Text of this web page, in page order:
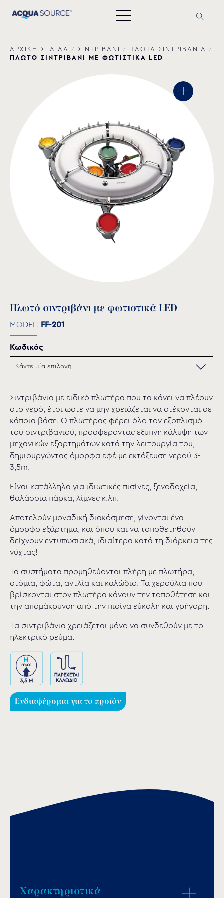
ΑΡΧΙΚΗ ΣΕΛΙΔΑ / ΣΙΝΤΡΙΒΑΝΙ / ΠΛΩΤΑ ΣΙΝΤΡΙΒΑΝΙΑ /
ΠΛΩΤΟ ΣΙΝΤΡΙΒΑΝΙ ΜΕ ΦΩΤΙΣΤΙΚΑ LED
Πλωτό σιντριβάνι με φωτιστικά LED
MODEL: FF-201
Κωδικός
Σιντριβάνια με ειδικό πλωτήρα που τα κάνει να πλέουν
στο νερό, έτσι ώστε να μην χρειάζεται να στέκονται σε
κάποια βάση. Ο πλωτήρας φέρει όλο τον εξοπλισμό
του σιντριβανιού, προσφέροντας έξυπνη κάλυψη των
μηχανικών εξαρτημάτων κατά την λειτουργία του,
δημιουργώντας όμορφα εφέ με εκτόξευση νερού 3-
3,5m.
Είναι κατάλληλα για ιδιωτικές πισίνες, ξενοδοχεία,
θαλάσσια πάρκα, λίμνες κ.λπ.
Αποτελούν μοναδική διακόσμηση, γίνονται ένα
όμορφο εξάρτημα, και όπου και να τοποθετηθούν
δείχνουν εντυπωσιακά, ιδιαίτερα κατά τη διάρκεια της
νύχτας!
Τα συστήματα προμηθεύονται πλήρη με πλωτήρα,
στόμια, φώτα, αντλία και καλώδιο. Τα χερούλια που
βρίσκονται στον πλωτήρα κάνουν την τοποθέτηση και
την απομάκρυνση από την πισίνα εύκολη και γρήγορη.
Tα σιντριβάνια χρειάζεται μόνο να συνδεθούν με το
ηλεκτρικό ρεύμα.
Ενδιαφέρομαι για το προϊόν
Χαρακτηριστικά